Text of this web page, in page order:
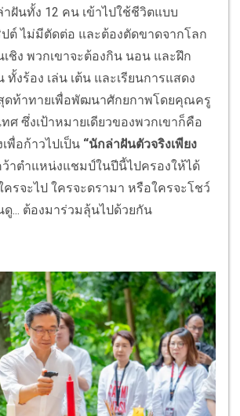
ฝันทั้ง 12 คน เข้าไปใช้ชีวิตแบบ
ต์ ไม่มีตัดต่อ และต้องตัดขาดจากโลก
ชิง พวกเขาจะต้องกิน นอน และฝึก
งร้อง เล่น เต้น และเรียนการแสดง
สุดท้าทายเพื่อพัฒนาศักยกาพโดยคุณครู
ศ ซึ่งเป้าหมายเดียวของพวกเขาก็คือ
พื่อก้าวไปเป็น “นักล่าฝันตัวจริงเพียง
าตำแหน่งแชมป์ในปีนี้ไปครองให้ได้
ครจะไป ใครจะดรามา หรือใครจะโชว์
... ต้องมาร่วมลุ้นไปด้วยกัน